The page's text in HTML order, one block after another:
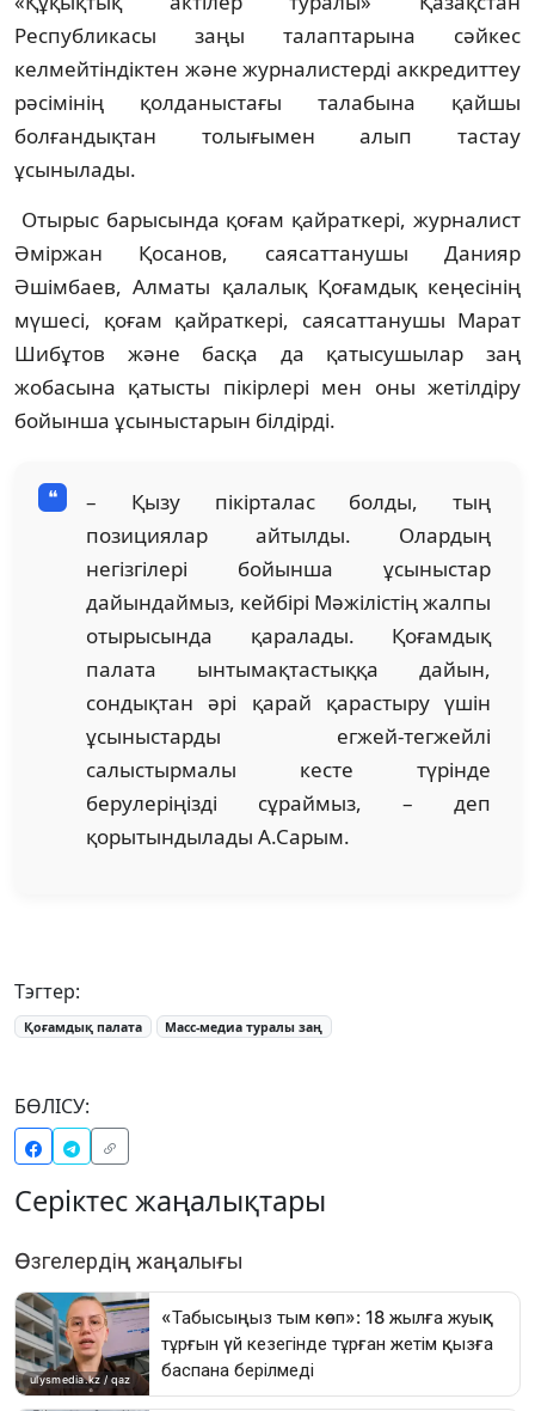
Республикасы заңы талаптарына сәйкес
келмейтіндіктен және журналистерді аккредиттеу
рәсімінің қолданыстағы талабына қайшы
болғандықтан толығымен алып тастау
ұсынылады.
Отырыс барысында қоғам қайраткері, журналист
Әміржан Қосанов, саясаттанушы Данияр
Әшімбаев, Алматы қалалық Қоғамдық кеңесінің
мүшесі, қоғам қайраткері, саясаттанушы Марат
Шибұтов және басқа да қатысушылар заң
жобасына қатысты пікірлері мен оны жетілдіру
бойынша ұсыныстарын білдірді.
– Қызу пікірталас болды, тың
позициялар айтылды. Олардың
негізгілері бойынша ұсыныстар
дайындаймыз, кейбірі Мәжілістің жалпы
отырысында қаралады. Қоғамдық
палата ынтымақтастыққа дайын,
сондықтан әрі қарай қарастыру үшін
ұсыныстарды егжей-тегжейлі
салыстырмалы кесте түрінде
берулеріңізді сұраймыз, – деп
қорытындылады А.Сарым.
Тэгтер:
Қоғамдық палата Масс-медиа туралы заң
БӨЛІСУ:
Серіктес жаңалықтары